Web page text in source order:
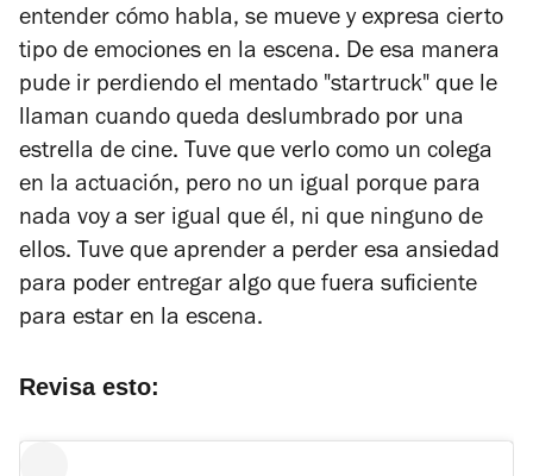
entender cómo habla, se mueve y expresa cierto
tipo de emociones en la escena. De esa manera
pude ir perdiendo el mentado "startruck" que le
llaman cuando queda deslumbrado por una
estrella de cine. Tuve que verlo como un colega
en la actuación, pero no un igual porque para
nada voy a ser igual que él, ni que ninguno de
ellos. Tuve que aprender a perder esa ansiedad
para poder entregar algo que fuera suficiente
para estar en la escena.
Revisa esto: